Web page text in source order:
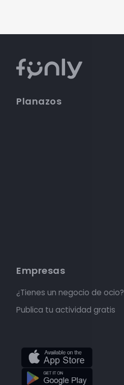
Planazos
Empresas
¿Tienes un negocio de ocio?
Publica tu actividad gratis